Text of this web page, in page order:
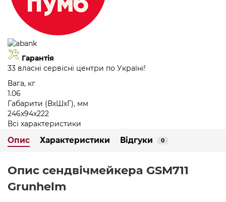
Гарантія
33 власні сервісні центри по Україні!
Вага, кг
1.06
Габарити (ВхШхГ), мм
246х94х222
Всі характеристики
Опис Характеристики Відгуки 0
Опис сендвічмейкера GSM711
Grunhelm